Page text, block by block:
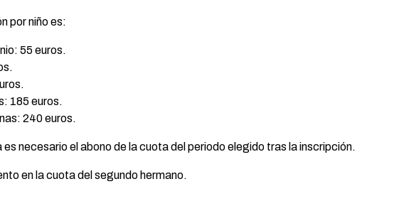
por niño es:
55 euros.
185 euros.
240 euros.
es necesario el abono de la cuota del periodo elegido tras la inscripción.
en la cuota del segundo hermano.